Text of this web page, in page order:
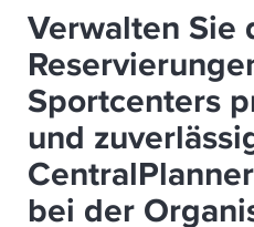
Verwalten Sie
Sportcenters
und
bei der